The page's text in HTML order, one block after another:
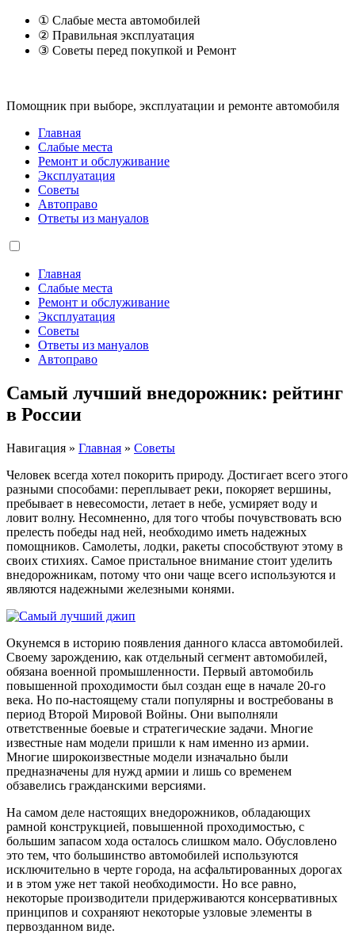
① Слабые места автомобилей
② Правильная эксплуатация
③ Советы перед покупкой и Ремонт
Помощник при выборе, эксплуатации и ремонте автомобиля
Главная
Слабые места
Ремонт и обслуживание
Эксплуатация
Советы
Автоправо
Ответы из мануалов
Главная
Слабые места
Ремонт и обслуживание
Эксплуатация
Советы
Ответы из мануалов
Автоправо
Самый лучший внедорожник: рейтинг
в России
Навигация » Главная » Советы
Человек всегда хотел покорить природу. Достигает всего этого
разными способами: переплывает реки, покоряет вершины,
пребывает в невесомости, летает в небе, усмиряет воду и
ловит волну. Несомненно, для того чтобы почувствовать всю
прелесть победы над ней, необходимо иметь надежных
помощников. Самолеты, лодки, ракеты способствуют этому в
своих стихиях. Самое пристальное внимание стоит уделить
внедорожникам, потому что они чаще всего используются и
являются надежными железными конями.
Окунемся в историю появления данного класса автомобилей.
Своему зарождению, как отдельный сегмент автомобилей,
обязана военной промышленности. Первый автомобиль
повышенной проходимости был создан еще в начале 20-го
века. Но по-настоящему стали популярны и востребованы в
период Второй Мировой Войны. Они выполняли
ответственные боевые и стратегические задачи. Многие
известные нам модели пришли к нам именно из армии.
Многие широкоизвестные модели изначально были
предназначены для нужд армии и лишь со временем
обзавелись гражданскими версиями.
На самом деле настоящих внедорожников, обладающих
рамной конструкцией, повышенной проходимостью, с
большим запасом хода осталось слишком мало. Обусловлено
это тем, что большинство автомобилей используются
исключительно в черте города, на асфальтированных дорогах
и в этом уже нет такой необходимости. Но все равно,
некоторые производители придерживаются консервативных
принципов и сохраняют некоторые узловые элементы в
первозданном виде.